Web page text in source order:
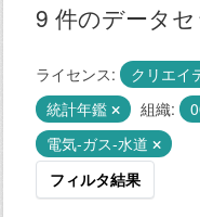
9 件のデータ
ライセンス: クリエイ
統計年鑑
組織:
電気-ガス-水道
フィルタ結果